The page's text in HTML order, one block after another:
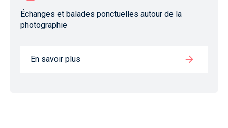
Échanges et balades ponctuelles autour de la
photographie
En savoir plus